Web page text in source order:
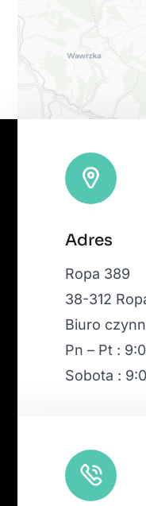
|Map tiles by
OpenStreetMap, under ODbL.
Adres
Ropa 389
38-312
Biuro
Pn – Pt :
Sobota :